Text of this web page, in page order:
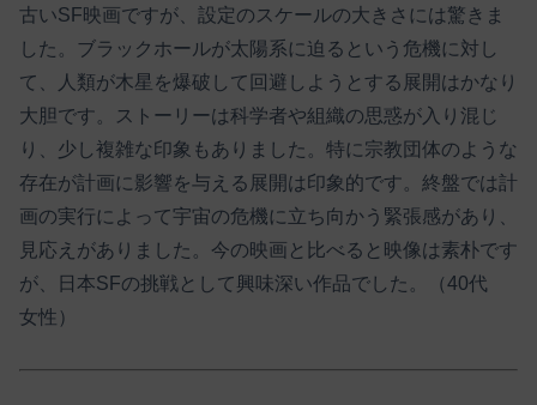
古いSF映画ですが、設定のスケールの大きさには驚きま
した。ブラックホールが太陽系に迫るという危機に対し
て、人類が木星を爆破して回避しようとする展開はかなり
大胆です。ストーリーは科学者や組織の思惑が入り混じ
り、少し複雑な印象もありました。特に宗教団体のような
存在が計画に影響を与える展開は印象的です。終盤では計
画の実行によって宇宙の危機に立ち向かう緊張感があり、
見応えがありました。今の映画と比べると映像は素朴です
が、日本SFの挑戦として興味深い作品でした。（40代
女性）